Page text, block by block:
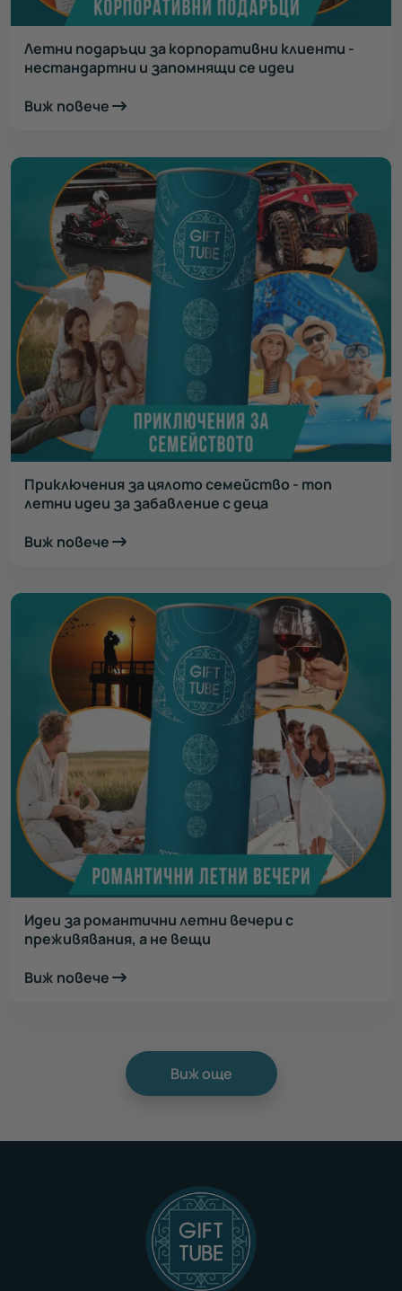
Летни подаръци за корпоративни клиенти -
нестандартни и запомнящи се идеи
Виж повече
Приключения за цялото семейство - топ
летни идеи за забавление с деца
Виж повече
Идеи за романтични летни вечери с
преживявания, а не вещи
Виж повече
Виж още